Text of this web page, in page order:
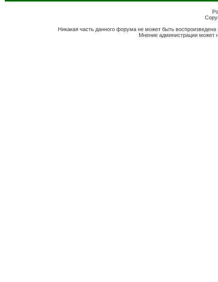
Никакая часть данного форума не может быть
Мнение администрации может